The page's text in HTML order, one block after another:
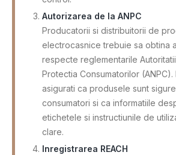
Autorizarea de la ANPC
Producatorii si distribuitorii de
electrocasnice trebuie sa obtina
respecte reglementarile
Protectia Consumatorilor
asigurati ca produsele sunt
consumatori si ca informatiile
etichetele si instructiunile de
clare.
Inregistrarea REACH